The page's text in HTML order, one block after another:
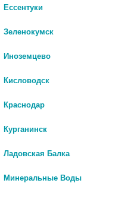
Ессентуки
Зеленокумск
Иноземцево
Кисловодск
Краснодар
Курганинск
Ладовская Балка
Минеральные Воды